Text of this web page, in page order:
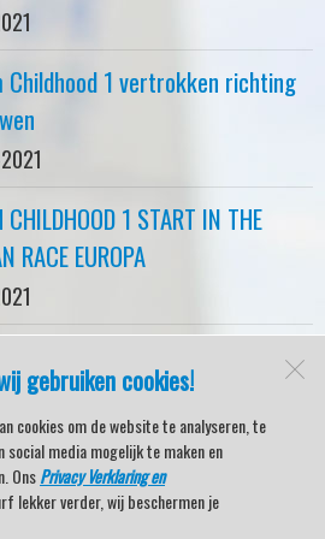
wij gebruiken cookies!
cookies om de website te analyseren, te
media mogelijk te maken en
OnsPrivacy Verklaring en
lekker verder, wij beschermen je
Childhood 1 vertrokken richting
CHILDHOOD 1 START IN THE
RACE EUROPA
tv
Lemmer
desktopversie